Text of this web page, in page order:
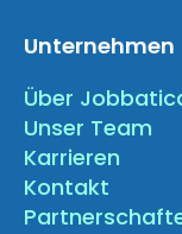
Unternehmen
Über
Unser Team
Karrieren
Kontakt